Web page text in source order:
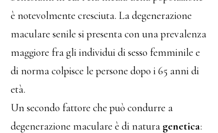
è notevolmente cresciuta. La degenerazione
maculare senile si presenta con una prevalenza
maggiore fra gli individui di sesso femminile e
di norma colpisce le persone dopo i 65 anni di
età.
Un secondo fattore che può condurre a
degenerazione maculare è di natura genetica: